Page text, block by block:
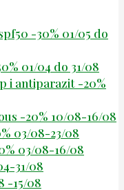
-30% 01/05 do
01/04 do 31/08
i antiparazit -20%
-20% 10/08-16/08
03/08-23/08
03/08-16/08
31/08
-15/08